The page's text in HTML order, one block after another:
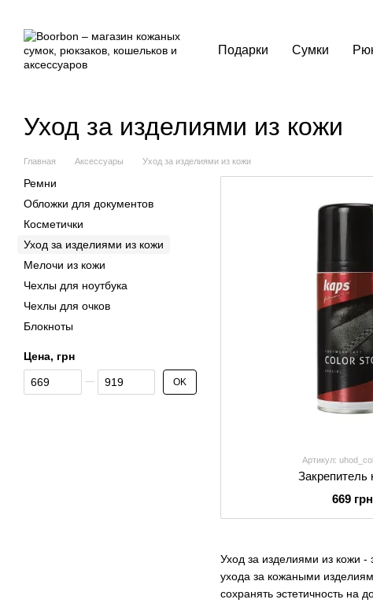
Подарки Сумки
Уход за изделиями из кожи
Главная Аксессуары Уход за изделиями из кожи
Уход за изделиями из кожи -
ухода за кожаными
сохранять эстетичность на
Артикул:
Закрепитель
669 грн
Ремни
Обложки для документов
Косметички
Уход за изделиями из кожи
Мелочи из кожи
Чехлы для ноутбука
Чехлы для очков
Блокноты
Цена, грн
От Цена, грн
До Цена, грн OK